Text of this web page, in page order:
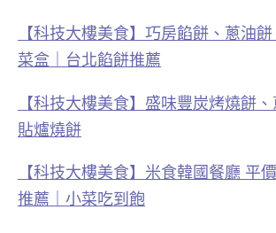
【科技大樓美食】巧房餡餅、蔥油
菜盒｜台北餡餅推薦
【科技大樓美食】盛味豐炭烤燒餅
貼爐燒餅
【科技大樓美食】米食韓國餐廳 平
推薦｜小菜吃到飽